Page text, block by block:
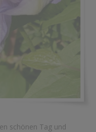
schönen Tag und